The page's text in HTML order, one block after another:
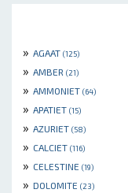
» AGAAT (125)
» AMBER (21)
» AMMONIET (64)
» APATIET (15)
» AZURIET (58)
» CALCIET (116)
» CELESTINE (19)
» DOLOMITE (23)